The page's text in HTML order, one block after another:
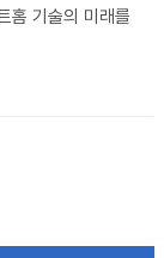
홈 기술의 미래를